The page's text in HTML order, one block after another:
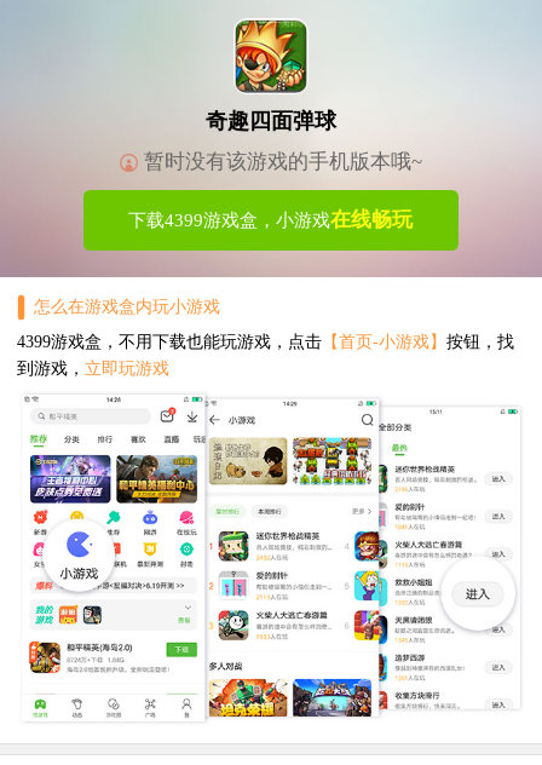
奇趣四面弹球
暂时没有该游戏的手机版本哦~
下载4399游戏盒，小游戏在线畅玩
怎么在游戏盒内玩小游戏
4399游戏盒，不用下载也能玩游戏，点击【首页-小游戏】 按钮，找
到游戏， 立即玩游戏